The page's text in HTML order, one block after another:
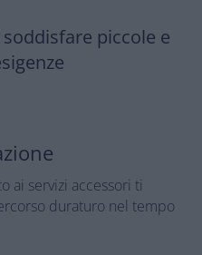
piccole e
ai servizi accessori ti
duraturo nel tempo